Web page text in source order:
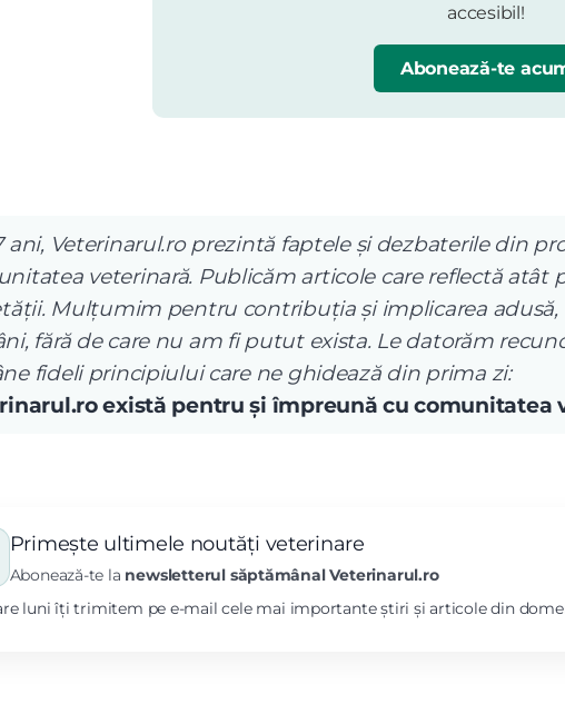
accesibil!
Abonează-te
ani, Veterinarul.ro prezintă faptele și dezbaterile din
veterinară. Publicăm articole care reflectă atât
Mulțumim pentru contribuția și implicarea
fără de care nu am fi putut exista. Le datorăm
fideli principiului care ne ghidează din prima zi:
există pentru și împreună cu comunitatea
Primește ultimele noutăți veterinare
Abonează-te la newsletterul săptămânal Veterinarul.ro
luni îți trimitem pe e-mail cele mai importante știri și articole din